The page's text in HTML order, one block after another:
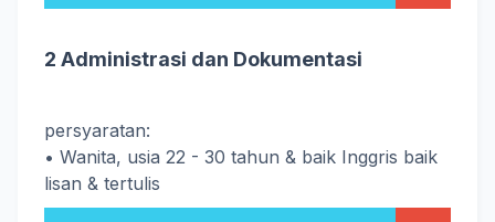
2 Administrasi dan Dokumentasi
persyaratan:
• Wanita, usia 22 - 30 tahun & baik Inggris baik
lisan & tertulis